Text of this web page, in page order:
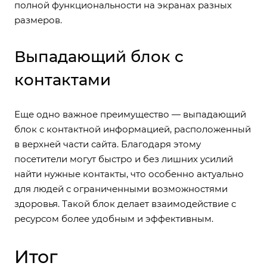
полной функциональности на экранах разных
размеров.
Выпадающий блок с
контактами
Еще одно важное преимущество — выпадающий
блок с контактной информацией, расположенный
в верхней части сайта. Благодаря этому
посетители могут быстро и без лишних усилий
найти нужные контакты, что особенно актуально
для людей с ограниченными возможностями
здоровья. Такой блок делает взаимодействие с
ресурсом более удобным и эффективным.
Итог